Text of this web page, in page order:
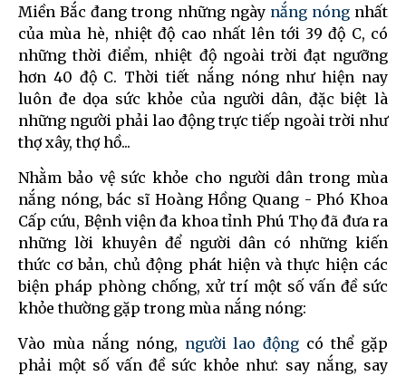
Miền Bắc đang trong những ngày nắng nóngnhất
của mùa hè, nhiệt độ cao nhất lên tới 39 độ C, có
những thời điểm, nhiệt độ ngoài trời đạt ngưỡng
hơn 40 độ C. Thời tiết nắng nóng như hiện nay
luôn đe dọa sức khỏe của người dân, đặc biệt là
những người phải lao động trực tiếp ngoài trời như
thợ xây, thợ hồ...
Nhằm bảo vệ sức khỏe cho người dân trong mùa
nắng nóng, bác sĩ Hoàng Hồng Quang - Phó Khoa
Cấp cứu, Bệnh viện đa khoa tỉnh Phú Thọ đã đưa ra
những lời khuyên để người dân có những kiến
thức cơ bản, chủ động phát hiện và thực hiện các
biện pháp phòng chống, xử trí một số vấn đề sức
khỏe thường gặp trong mùa nắng nóng:
Vào mùa nắng nóng, người lao động có thể gặp
phải một số vấn đề sức khỏe như: say nắng, say